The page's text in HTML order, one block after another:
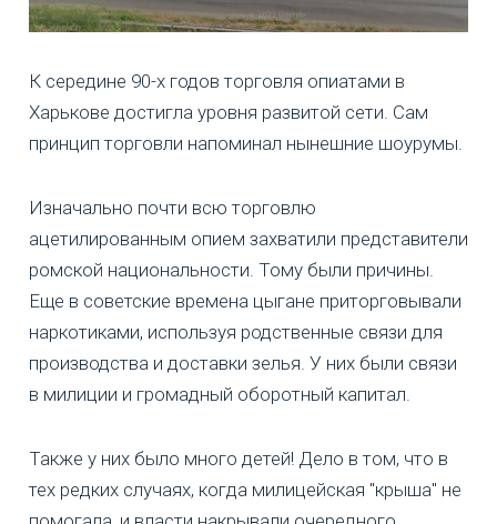
К середине 90-х годов торговля опиатами в
Харькове достигла уровня развитой сети. Сам
принцип торговли напоминал нынешние шоурумы.
Изначально почти всю торговлю
ацетилированным опием захватили представители
ромской национальности. Тому были причины.
Еще в советские времена цыгане приторговывали
наркотиками, используя родственные связи для
производства и доставки зелья. У них были связи
в милиции и громадный оборотный капитал.
Также у них было много детей! Дело в том, что в
тех редких случаях, когда милицейская "крыша" не